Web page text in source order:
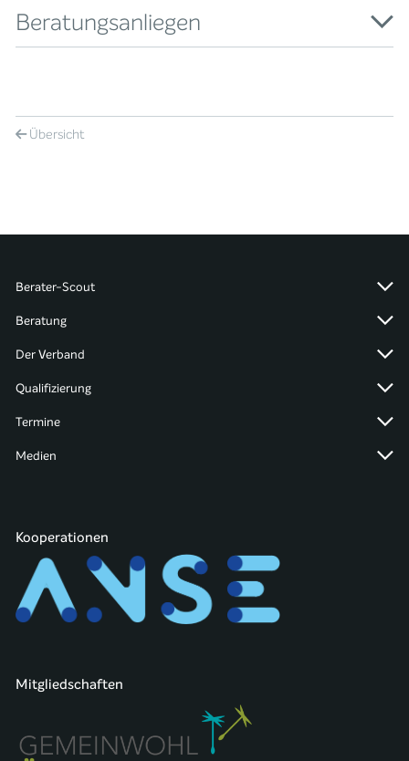
Beratungsanliegen
Übersicht
Berater-Scout
Beratung
Der Verband
Qualifizierung
Termine
Medien
Kooperationen
Mitgliedschaften